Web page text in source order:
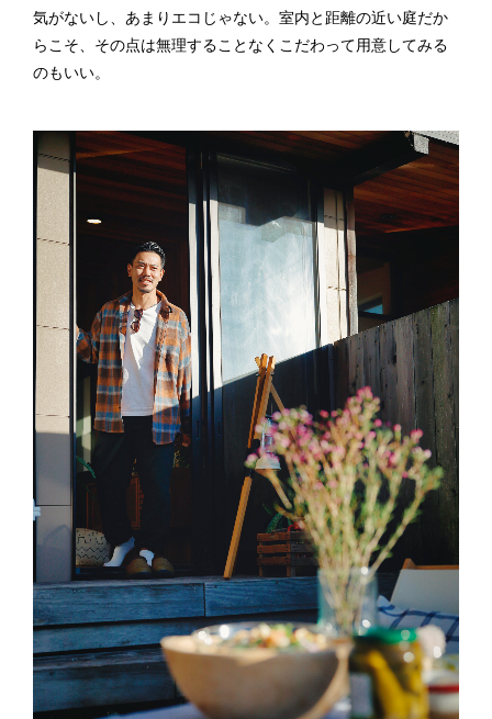
気がないし、あまりエコじゃない。室内と距離の近い庭だか
らこそ、その点は無理することなくこだわって用意してみる
のもいい。